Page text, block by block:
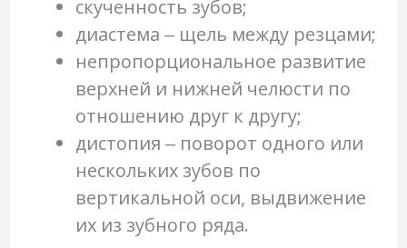
скученность зубов;
диастема ‒ щель между резцами;
непропорциональное развитие
верхней и нижней челюсти по
отношению друг к другу;
дистопия ‒ поворот одного или
нескольких зубов по
вертикальной оси, выдвижение
их из зубного ряда.